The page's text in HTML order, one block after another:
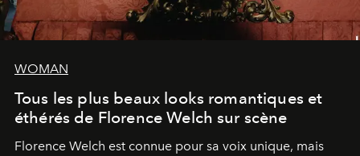
WOMAN
Tous les plus beaux looks romantiques et
éthérés de Florence Welch sur scène
Florence Welch est connue pour sa voix unique, mais